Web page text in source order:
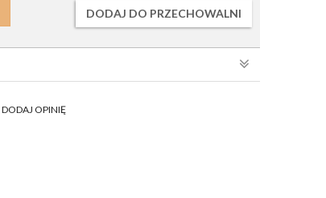
DODAJ DO PRZECHOWALNI
DODAJ OPINIĘ